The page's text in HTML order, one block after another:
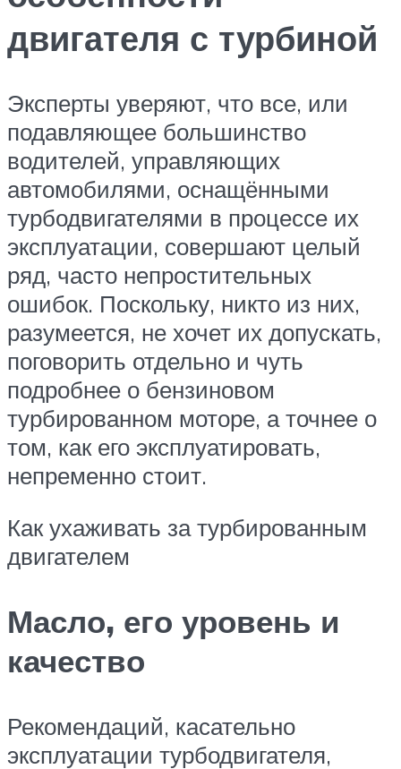
двигателя с турбиной
Эксперты уверяют, что все, или
подавляющее большинство
водителей, управляющих
автомобилями, оснащёнными
турбодвигателями в процессе их
эксплуатации, совершают целый
ряд, часто непростительных
ошибок. Поскольку, никто из них,
разумеется, не хочет их допускать,
поговорить отдельно и чуть
подробнее о бензиновом
турбированном моторе, а точнее о
том, как его эксплуатировать,
непременно стоит.
Как ухаживать за турбированным
двигателем
Масло, его уровень и
качество
Рекомендаций, касательно
эксплуатации турбодвигателя,